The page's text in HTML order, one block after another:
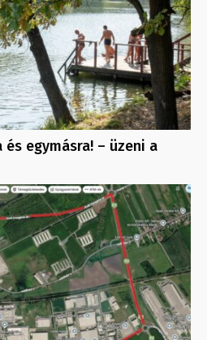
és egymásra! – üzeni a